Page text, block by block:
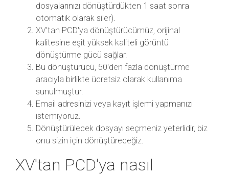
dosyalarınızı dönüştürdükten 1 saat sonra
otomatik olarak siler).
XV'tan PCD'ya dönüştürücümüz, orijinal
kalitesine eşit yüksek kaliteli görüntü
dönüştürme gücü sağlar.
Bu dönüştürücü, 50'den fazla dönüştürme
aracıyla birlikte ücretsiz olarak kullanıma
sunulmuştur.
Email adresinizi veya kayıt işlemi yapmanızı
istemiyoruz.
Dönüştürülecek dosyayı seçmeniz yeterlidir, biz
onu sizin için dönüştüreceğiz.
XV'tan PCD'ya nasıl